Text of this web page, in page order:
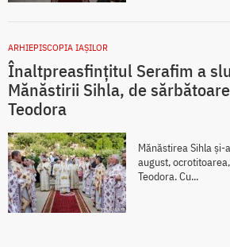
ARHIEPISCOPIA IAŞILOR
Înaltpreasfințitul Serafim a
Mănăstirii Sihla, de
Teodora
Mănăstirea Sihla
august,
Teodora. Cu...